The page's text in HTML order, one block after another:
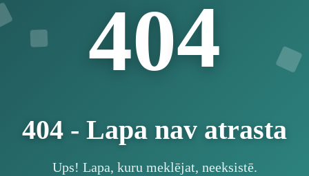
404
404 - Lapa nav atrasta
Ups! Lapa, kuru meklējat, neeksistē.